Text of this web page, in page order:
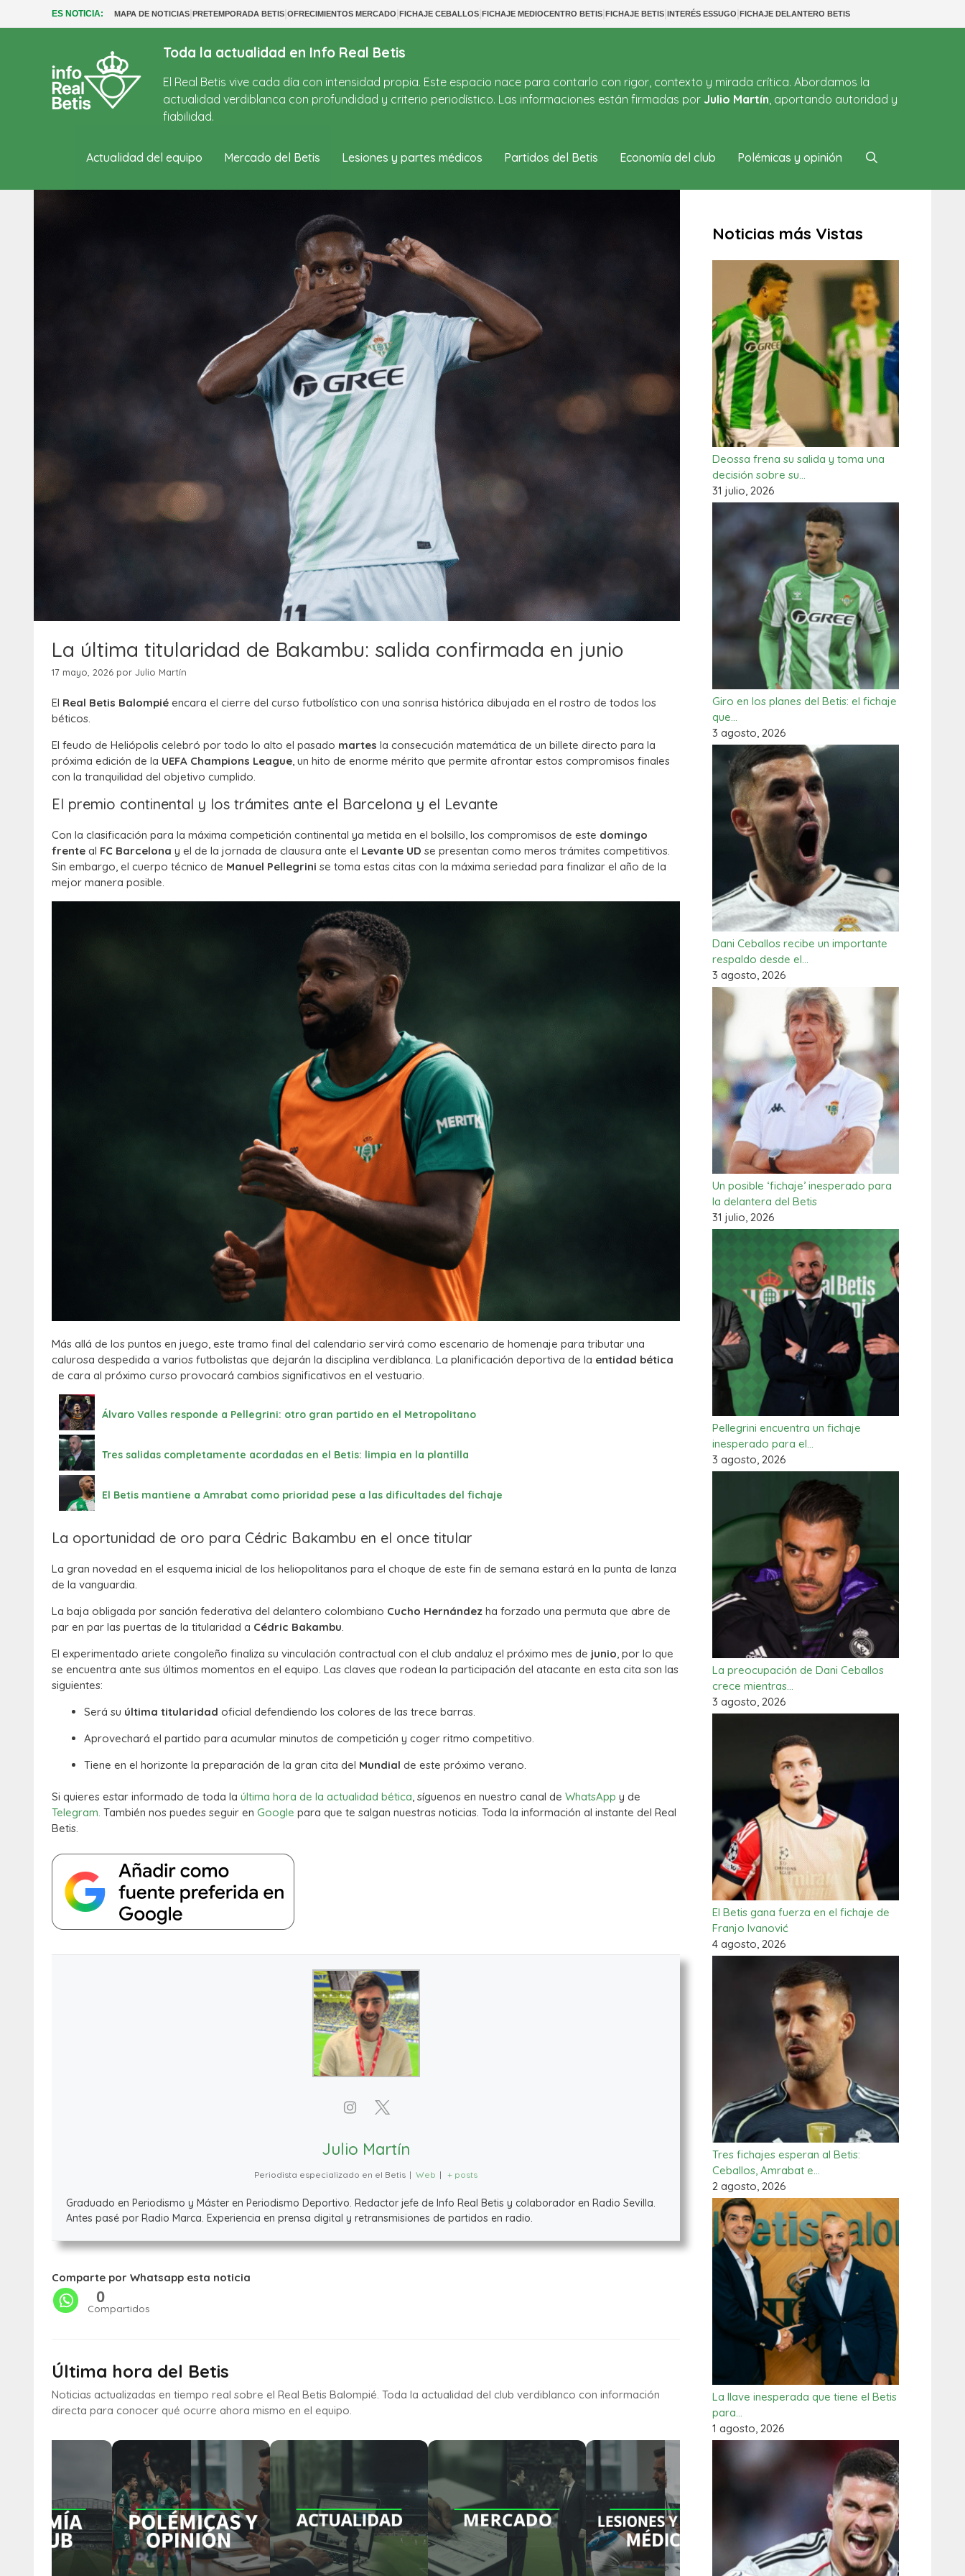
ES NOTICIA: MAPA DE NOTICIAS|PRETEMPORADA BETIS|OFRECIMIENTOS MERCADO|FICHAJE CEBALLOS|FICHAJE MEDIOCENTRO BETIS|FICHAJE BETIS|INTERÉS ESSUGO|FICHAJE DELANTERO BETIS
Toda la actualidad en Info Real Betis
El Real Betis vive cada día con intensidad propia. Este espacio nace para contarlo con rigor, contexto y mirada crítica. Abordamos la
actualidad verdiblanca con profundidad y criterio periodístico. Las informaciones están firmadas por Julio Martín, aportando autoridad y
fiabilidad.
Actualidad del equipo Mercado del Betis Lesiones y partes médicos Partidos del Betis Economía del club Polémicas y opinión
La última titularidad de Bakambu: salida confirmada en junio
17 mayo, 2026 por Julio Martín
El Real Betis Balompié encara el cierre del curso futbolístico con una sonrisa histórica dibujada en el rostro de todos los
béticos.
El feudo de Heliópolis celebró por todo lo alto el pasado martes la consecución matemática de un billete directo para la
próxima edición de la UEFA Champions League, un hito de enorme mérito que permite afrontar estos compromisos finales
con la tranquilidad del objetivo cumplido.
El premio continental y los trámites ante el Barcelona y el Levante
Con la clasificación para la máxima competición continental ya metida en el bolsillo, los compromisos de este domingo
frente al FC Barcelona y el de la jornada de clausura ante el Levante UD se presentan como meros trámites competitivos.
Sin embargo, el cuerpo técnico de Manuel Pellegrini se toma estas citas con la máxima seriedad para finalizar el año de la
mejor manera posible.
Más allá de los puntos en juego, este tramo final del calendario servirá como escenario de homenaje para tributar una
calurosa despedida a varios futbolistas que dejarán la disciplina verdiblanca. La planificación deportiva de la entidad bética
de cara al próximo curso provocará cambios significativos en el vestuario.
Álvaro Valles responde a Pellegrini: otro gran partido en el Metropolitano
Tres salidas completamente acordadas en el Betis: limpia en la plantilla
El Betis mantiene a Amrabat como prioridad pese a las dificultades del fichaje
La oportunidad de oro para Cédric Bakambu en el once titular
La gran novedad en el esquema inicial de los heliopolitanos para el choque de este fin de semana estará en la punta de lanza
de la vanguardia.
La baja obligada por sanción federativa del delantero colombiano Cucho Hernández ha forzado una permuta que abre de
par en par las puertas de la titularidad a Cédric Bakambu
El experimentado ariete congoleño finaliza su vinculación contractual con el club andaluz el próximo mes de junio , por lo que
se encuentra ante sus últimos momentos en el equipo. Las claves que rodean la participación del atacante en esta cita son las
siguientes:
Será su última titularidad oficial defendiendo los colores de las trece barras.
Aprovechará el partido para acumular minutos de competición y coger ritmo competitivo.
Tiene en el horizonte la preparación de la gran cita del Mundial de este próximo verano.
Si quieres estar informado de toda la última hora de la actualidad bética, síguenos en nuestro canal de WhatsApp y de
Telegram. También nos puedes seguir en Google para que te salgan nuestras noticias. Toda la información al instante del Real
Betis.
Julio Martín
Periodista especializado en el Betis | Web | + posts
Graduado en Periodismo y Máster en Periodismo Deportivo. Redactor jefe de Info Real Betis y colaborador en Radio Sevilla.
Antes pasé por Radio Marca. Experiencia en prensa digital y retransmisiones de partidos en radio.
Comparte por Whatsapp esta noticia
0
Compartidos
Última hora del Betis
Noticias actualizadas en tiempo real sobre el Real Betis Balompié. Toda la actualidad del club verdiblanco con información
directa para conocer qué ocurre ahora mismo en el equipo.
Noticias más Vistas
Deossa frena su salida y toma una
decisión sobre su…
31 julio, 2026
Giro en los planes del Betis: el fichaje
que…
3 agosto, 2026
Dani Ceballos recibe un importante
respaldo desde el…
3 agosto, 2026
Un posible ‘fichaje’ inesperado para
la delantera del Betis
31 julio, 2026
Pellegrini encuentra un fichaje
inesperado para el…
3 agosto, 2026
La preocupación de Dani Ceballos
crece mientras…
3 agosto, 2026
El Betis gana fuerza en el fichaje de
Franjo Ivanović
4 agosto, 2026
Tres fichajes esperan al Betis:
Ceballos, Amrabat e…
2 agosto, 2026
La llave inesperada que tiene el Betis
para…
1 agosto, 2026